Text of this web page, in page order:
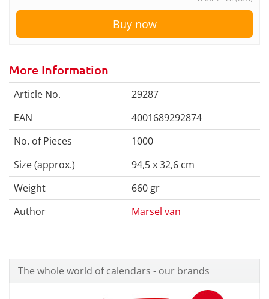
Buy now
More Information
Article No.
29287
EAN
4001689292874
No. of Pieces
1000
Size (approx.)
94,5 x 32,6 cm
Weight
660 gr
Author
Marsel van
The whole world of calendars - our brands